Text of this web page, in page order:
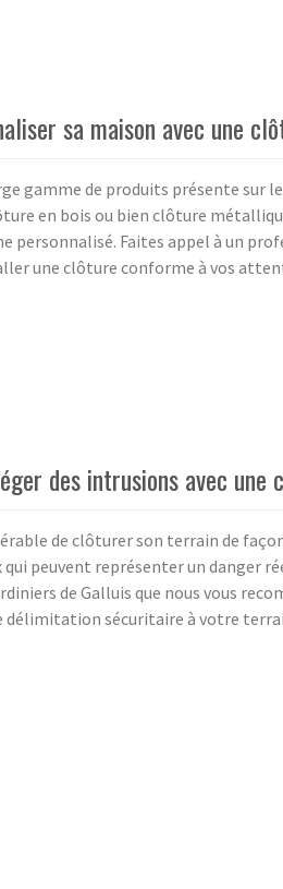
sa maison avec une
gamme de produits présente sur
en bois ou bien clôture
personnalisé. Faites appel à un
une clôture conforme à vos
des intrusions avec une
de clôturer son terrain de
qui peuvent représenter un danger
de Galluis que nous vous
délimitation sécuritaire à votre